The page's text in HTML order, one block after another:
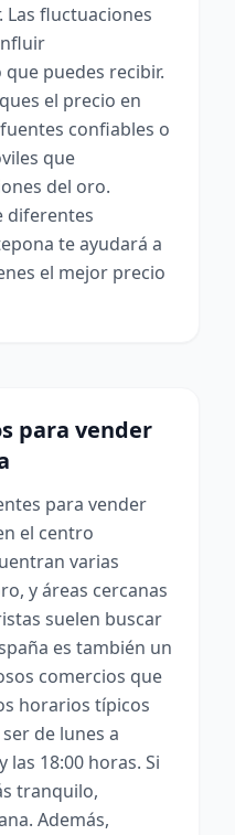
Las fluctuaciones
puedes recibir.
el precio en
confiables o
que
del oro.
diferentes
te ayudará a
el mejor precio
para vender
para vender
el centro
varias
y áreas cercanas
suelen buscar
es también un
comercios que
horarios típicos
de lunes a
las 18:00 horas. Si
tranquilo,
Además,